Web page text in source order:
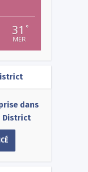
31 °
MER
dans
District